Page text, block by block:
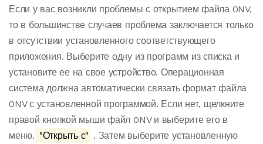
Если у вас возникли проблемы с открытием файла 0NV,
то в большинстве случаев проблема заключается только
в отсутствии установленного соответствующего
приложения. Выберите одну из программ из списка и
установите ее на свое устройство. Операционная
система должна автоматически связать формат файла
0NV с установленной программой. Если нет, щелкните
правой кнопкой мыши файл 0NV и выберите его в
меню. "Открыть с" . Затем выберите установленную